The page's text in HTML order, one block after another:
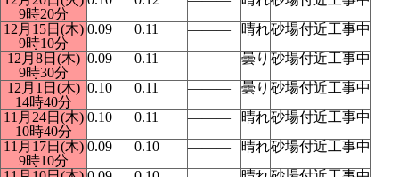
9時20分
12月15日(木)
9時10分
0.09 0.11 ――― 晴れ砂場付近工事中
12月8日(木)
9時30分
0.09 0.11 ――― 曇り 砂場付近工事中
12月1日(木)
14時40分
0.10 0.11 ――― 曇り 砂場付近工事中
11月24日(木)
10時40分
0.10 0.11 ――― 晴れ砂場付近工事中
11月17日(木)
9時10分
0.09 0.10 ――― 晴れ砂場付近工事中